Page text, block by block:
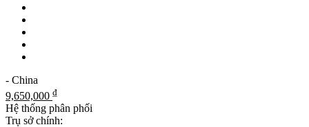
- China
9,650,000 ₫
Hệ thống phân phối
Trụ sở chính: